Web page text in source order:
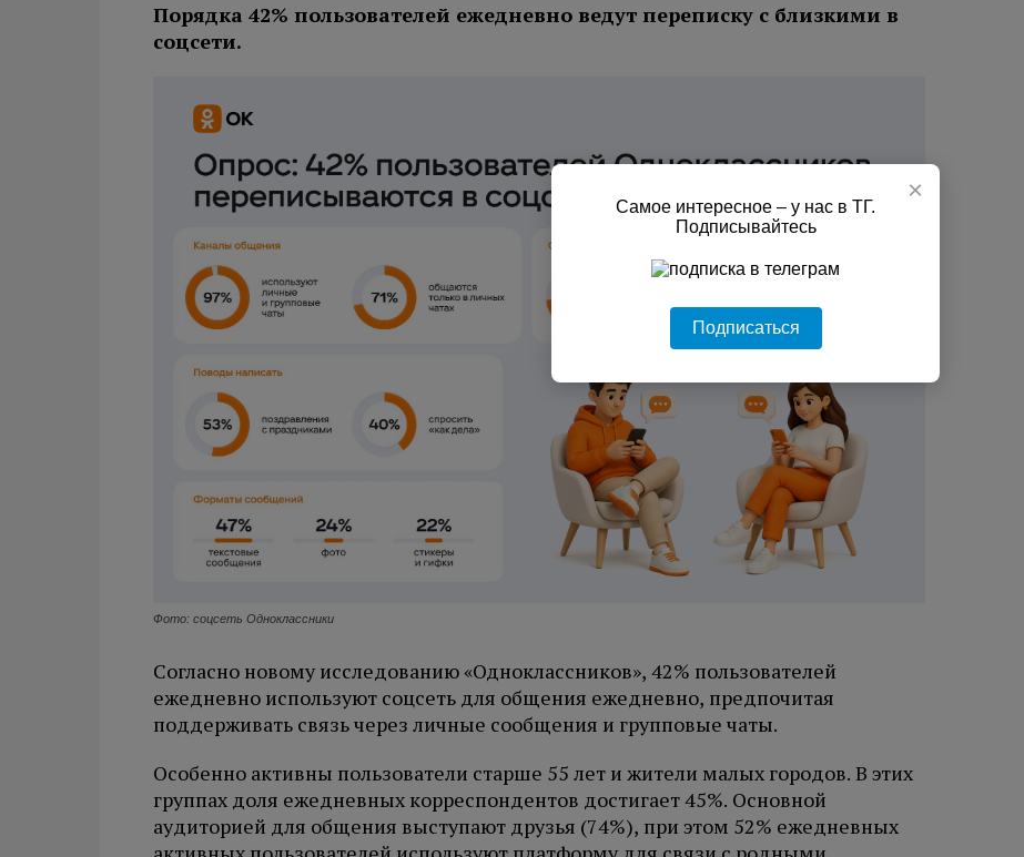
Порядка 42% пользователей ежедневно ведут переписку с близкими в
соцсети.
Фото: соцсеть Одноклассники
Согласно новому исследованию «Одноклассников», 42% пользователей
ежедневно используют соцсеть для общения ежедневно, предпочитая
поддерживать связь через личные сообщения и групповые чаты.
Особенно активны пользователи старше 55 лет и жители малых городов. В этих
группах доля ежедневных корреспондентов достигает 45%. Основной
аудиторией для общения выступают друзья (74%), при этом 52% ежедневных
×
Самое интересное – у нас в ТГ.
Подписывайтесь
Подписаться